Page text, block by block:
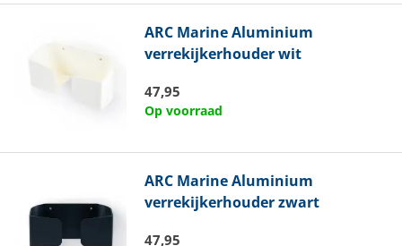
ARC MarineAluminium
verrekijkerhouder wit
47,95
Op voorraad
ARC MarineAluminium
verrekijkerhouder zwart
47,95